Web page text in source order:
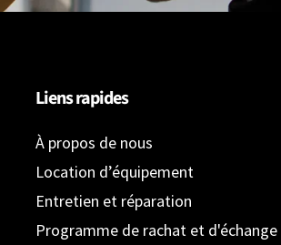
Liens rapides
À propos de nous
Location d’équipement
Entretien et réparation
Programme de rachat et d'échange